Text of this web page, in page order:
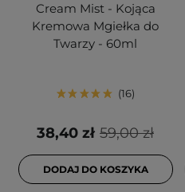
Cream Mist - Kojąca
Kremowa Mgiełka do
Twarzy - 60ml
16
59,00 zł
38,40 zł
DODAJ DO KOSZYKA